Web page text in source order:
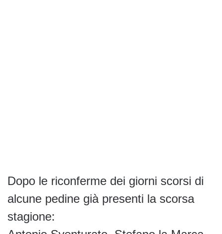
Dopo le riconferme dei giorni scorsi di
alcune pedine già presenti la scorsa
stagione: